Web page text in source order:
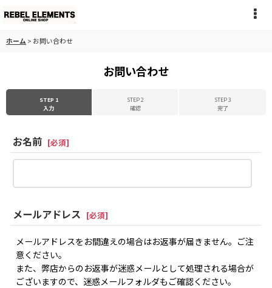
ホーム > お問い合わせ
お問い合わせ
STEP 1
入力
STEP 2
確認
STEP 3
完了
お名前 [必須]
メールアドレス [必須]
メールアドレスをお間違えの場合はお返事が届きません。ご注
意ください。
また、弊店からのお返事が迷惑メールとして処理される場合が
ございますので、迷惑メールフォルダもご確認ください。